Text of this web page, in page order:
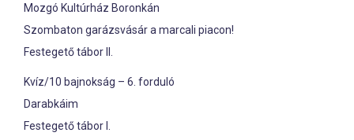
Mozgó Kultúrház Boronkán
Szombaton garázsvásár a marcali piacon!
Festegető tábor II.
Kvíz/10 bajnokság – 6. forduló
Darabkáim
Festegető tábor I.